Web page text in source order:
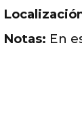
Notas: En